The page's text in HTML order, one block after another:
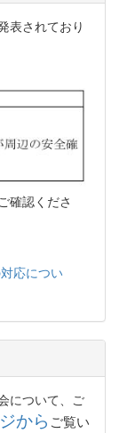
表されており
確認くださ
応につい
について、ご
から ご覧い